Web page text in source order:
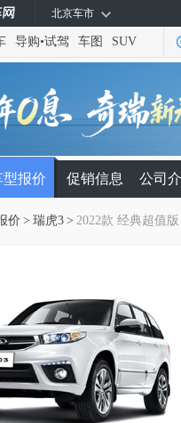
北京车市
导购•试驾 车图 SUV
型报价 促销信息 公司
价 > 瑞虎3 > 2022款 经典超值